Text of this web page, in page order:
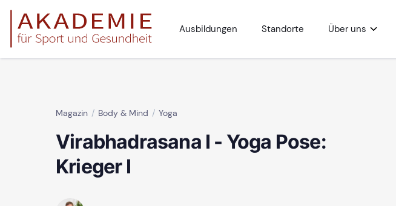
Ausbildungen Standorte Über uns
Magazin Body & Mind Yoga
Virabhadrasana I - Yoga Pose:
Krieger I